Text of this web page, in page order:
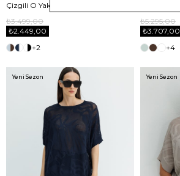
Çizgili O Yaka Yarım Kol Triko
₺2.449,00
₺3.499,00
+2
₺3.707,00
₺5.295,00
+4
Yeni Sezon Yeni Sezon